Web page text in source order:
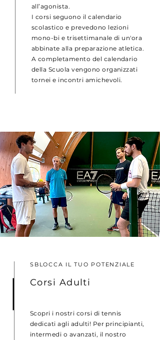
all’agonista.
I corsi seguono il calendario
scolastico e prevedono lezioni
mono-bi e trisettimanale di un'ora
abbinate alla preparazione atletica.
A completamento del calendario
della Scuola vengono organizzati
tornei e incontri amichevoli.
SBLOCCA IL TUO POTENZIALE
Corsi Adulti
Scopri i nostri corsi di tennis
dedicati agli adulti! Per principianti,
intermedi o avanzati, il nostro